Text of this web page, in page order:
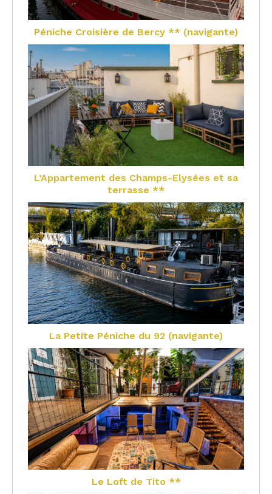
Péniche Croisière de Bercy ** (navigante)
L’Appartement des Champs-Elysées et sa
terrasse **
La Petite Péniche du 92 (navigante)
Le Loft de Tito **